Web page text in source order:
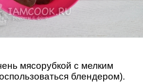
мясорубкой с мелким
блендером).